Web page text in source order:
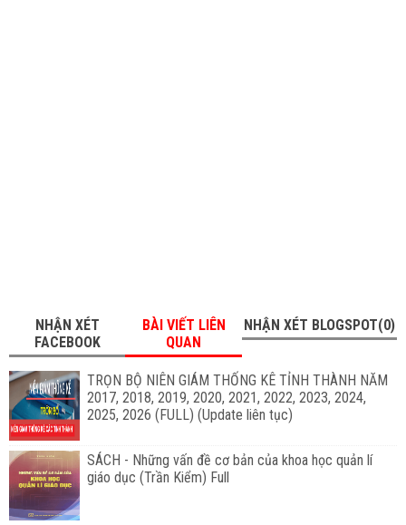
NHẬN XÉT
FACEBOOK
BÀI VIẾT LIÊN
QUAN
NHẬN XÉT BLOGSPOT(0)
TRỌN BỘ NIÊN GIÁM THỐNG KÊ TỈNH THÀNH NĂM
2017, 2018, 2019, 2020, 2021, 2022, 2023, 2024,
2025, 2026 (FULL) (Update liên tục)
SÁCH - Những vấn đề cơ bản của khoa học quản lí
giáo dục (Trần Kiểm) Full